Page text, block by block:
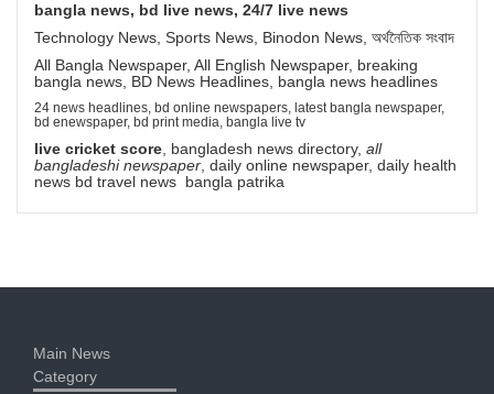
bangla news, bd live news, 24/7 live news
Technology News, Sports News, Binodon News, অর্থনৈতিক সংবাদ
All Bangla Newspaper, All English Newspaper, breaking
bangla news, BD News Headlines, bangla news headlines
24 news headlines, bd online newspapers, latest bangla newspaper,
bd enewspaper, bd print media, bangla live tv
live cricket score, bangladesh news directory, all
bangladeshi newspaper, daily online newspaper, daily health
news bd travel news bangla patrika
Main News
Category